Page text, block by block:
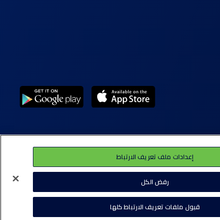
ملفات تعريف الارتباط (كوكيز)
إعدادات ملف تعريف الارتباط
رفض الكل
قبول ملفات تعريف الارتباط كلها